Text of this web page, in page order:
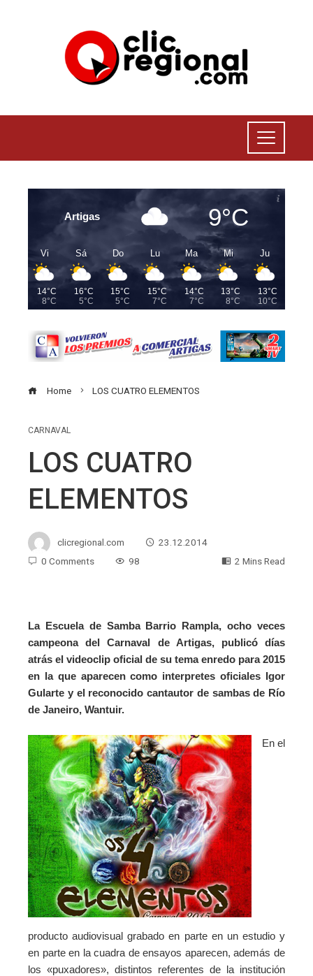
Artigas 9°C
Vi
14°C
8°C
Sá
16°C
5°C
Do
15°C
5°C
Lu
15°C
7°C
Ma
14°C
7°C
Mi
13°C
8°C
Ju
13°C
10°C
Home LOS CUATRO ELEMENTOS
CARNAVAL
LOS CUATRO
ELEMENTOS
clicregional.com
23.12.2014
0 Comments
98 2 Mins Read
La Escuela de Samba Barrio Rampla, ocho veces
campeona del Carnaval de Artigas, publicó días
atrás el videoclip oficial de su tema enredo para 2015
en la que aparecen como interpretes oficiales Igor
Gularte y el reconocido cantautor de sambas de Río
de Janeiro, Wantuir.
En el
producto audiovisual grabado en parte en un estudio y
en parte en la cuadra de ensayos aparecen, además de
los «puxadores», distintos referentes de la institución